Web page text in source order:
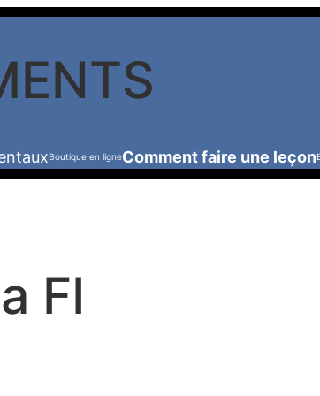
Boutique en ligneComment faire une leçon
FI